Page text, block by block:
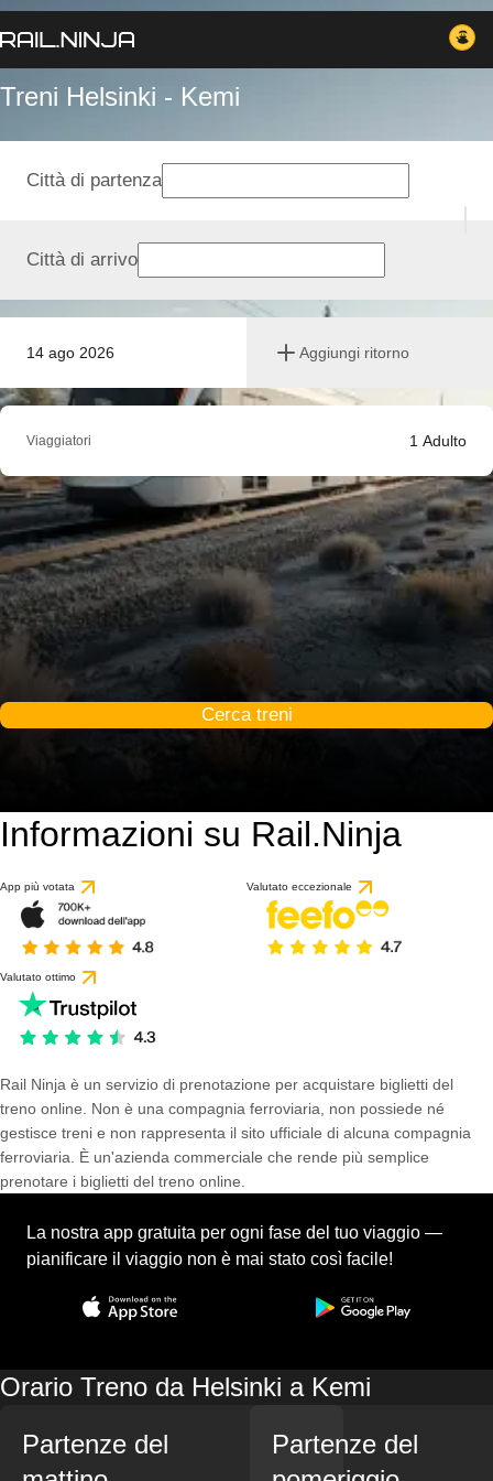
Treni Helsinki - Kemi
14 ago 2026 Aggiungi ritorno
Città di partenza
Città di arrivo
Viaggiatori 1 Adulto
Cerca treni
Informazioni su Rail.Ninja
App più votata Valutato eccezionale
Valutato ottimo
Rail Ninja è un servizio di prenotazione per acquistare biglietti del
treno online. Non è una compagnia ferroviaria, non possiede né
gestisce treni e non rappresenta il sito ufficiale di alcuna compagnia
ferroviaria. È un'azienda commerciale che rende più semplice
prenotare i biglietti del treno online.
La nostra app gratuita per ogni fase del tuo viaggio —
pianificare il viaggio non è mai stato così facile!
Orario Treno da Helsinki a Kemi
Partenze del
Partenze del